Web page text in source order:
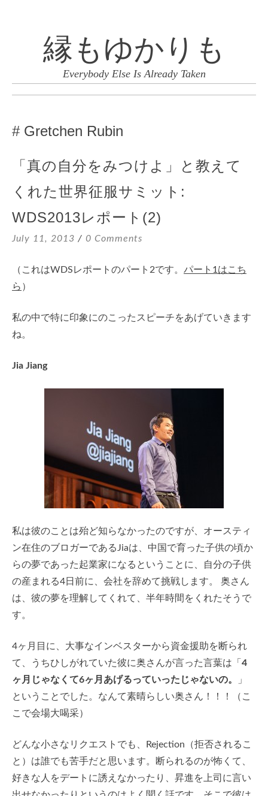
縁もゆかりも
Everybody Else Is Already Taken
Gretchen Rubin
「真の自分をみつけよ」と教えて
くれた世界征服サミット:
WDS2013レポート(2)
July 11, 2013 0 Comments
（これはWDSレポートのパート2です。 パート1はこち
ら ）
私の中で特に印象にのこったスピーチをあげていきます
ね。
Jia Jiang
私は彼のことは殆ど知らなかったのですが、オースティ
ン在住のブロガーであるJiaは、中国で育った子供の頃か
らの夢であった起業家になるということに、自分の子供
の産まれる4日前に、会社を辞めて挑戦します。 奥さん
は、彼の夢を理解してくれて、半年時間をくれたそうで
す。
4ヶ月目に、大事なインベスターから資金援助を断られ
て、うちひしがれていた彼に奥さんが言った言葉は「 4
ヶ月じゃなくて6ヶ月あげるっていったじゃないの。
」
ということでした。なんて素晴らしい奥さん！！！（こ
こで会場大喝采）
どんな小さなリクエストでも、Rejection（拒否されるこ
と）は誰でも苦手だと思います。断られるのが怖くて、
好きな人をデートに誘えなかったり、昇進を上司に言い